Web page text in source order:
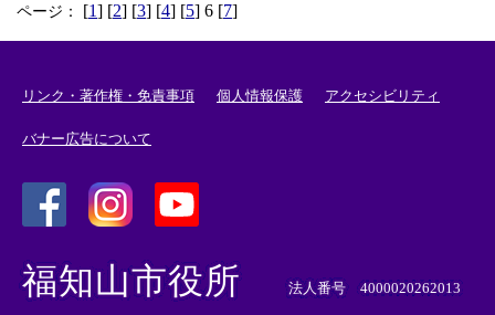
ページ： [1] [2] [3] [4] [5] 6 [7]
リンク・著作権・免責事項 個人情報保護 アクセシビリティ
バナー広告について
外
部
リ
外
リ
外
部
福知山市役所 法人番号 4000020262013